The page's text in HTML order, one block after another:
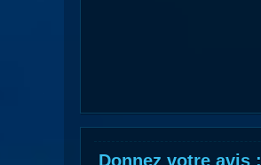
Donnez votre avis :